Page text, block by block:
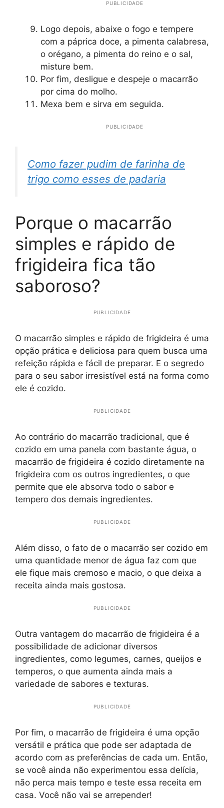
PUBLICIDADE
Logo depois, abaixe o fogo e tempere
com a páprica doce, a pimenta calabresa,
o orégano, a pimenta do reino e o sal,
misture bem.
Por fim, desligue e despeje o macarrão
por cima do molho.
Mexa bem e sirva em seguida.
PUBLICIDADE
Como fazer pudim de farinha de
trigo como esses de padaria
Porque o macarrão
simples e rápido de
frigideira fica tão
saboroso?
PUBLICIDADE
O macarrão simples e rápido de frigideira é uma
opção prática e deliciosa para quem busca uma
refeição rápida e fácil de preparar. E o segredo
para o seu sabor irresistível está na forma como
ele é cozido.
PUBLICIDADE
Ao contrário do macarrão tradicional, que é
cozido em uma panela com bastante água, o
macarrão de frigideira é cozido diretamente na
frigideira com os outros ingredientes, o que
permite que ele absorva todo o sabor e
tempero dos demais ingredientes.
PUBLICIDADE
Além disso, o fato de o macarrão ser cozido em
uma quantidade menor de água faz com que
ele fique mais cremoso e macio, o que deixa a
receita ainda mais gostosa.
PUBLICIDADE
Outra vantagem do macarrão de frigideira é a
possibilidade de adicionar diversos
ingredientes, como legumes, carnes, queijos e
temperos, o que aumenta ainda mais a
variedade de sabores e texturas.
PUBLICIDADE
Por fim, o macarrão de frigideira é uma opção
versátil e prática que pode ser adaptada de
acordo com as preferências de cada um. Então,
se você ainda não experimentou essa delícia,
não perca mais tempo e teste essa receita em
casa. Você não vai se arrepender!